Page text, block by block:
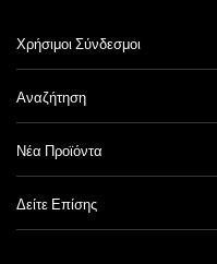
Χρήσιμοι Σύνδεσμοι
Αναζήτηση
Νέα Προϊόντα
Δείτε Επίσης